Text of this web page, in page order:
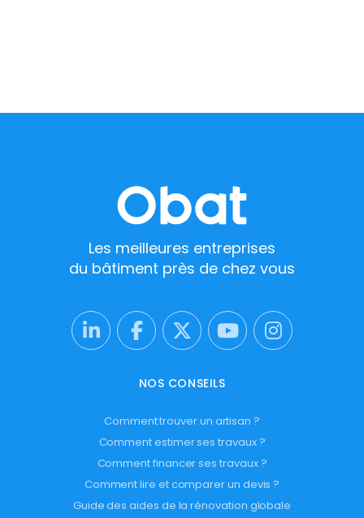
Les meilleures entreprises
du bâtiment près de chez vous
NOS CONSEILS
Comment trouver un artisan ?
Comment estimer ses travaux ?
Comment financer ses travaux ?
Comment lire et comparer un devis ?
Guide des aides de la rénovation globale